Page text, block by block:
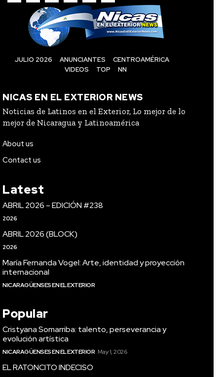
JULIO 2026 ANUNCIANTES
CENTROAMÉRICA
VIDEOS
TOP NN
NICAS EN EL EXTERIOR NEWS
Noticias de Latinos en el Exterior, Lo mejor de lo
mejor de Nicaragua y Latinoamérica
About us
Contact us
Latest
ABRIL 2026 – EDICIÓN #238
2026
ABRIL 2026 (BLOCK)
2026
María Fernanda Vogel: Arte, identidad y proyección
internacional
NICARAGÜENSES EN EL EXTERIOR
Popular
Cristyana Somarriba: talento, perseverancia y
evolución artística
NICARAGÜENSES EN EL EXTERIOR May 1, 2026
EL RATONCITO INDECISO